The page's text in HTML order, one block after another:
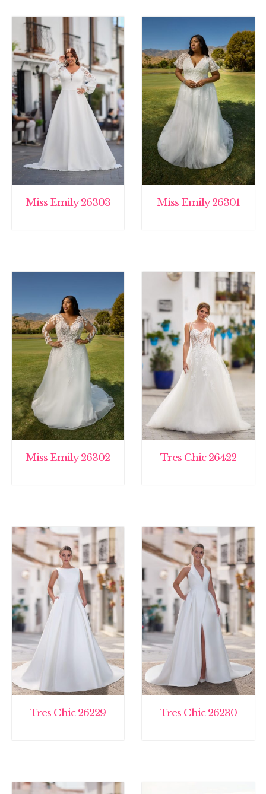
Miss Emily 26303 Miss Emily 26301
Miss Emily 26302 Tres Chic 26422
Tres Chic 26229 Tres Chic 26230